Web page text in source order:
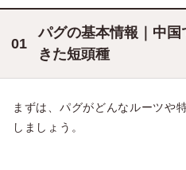
パグの基本情報｜中
きた短頭種
まずは、パグがどんなルーツや
しましょう。